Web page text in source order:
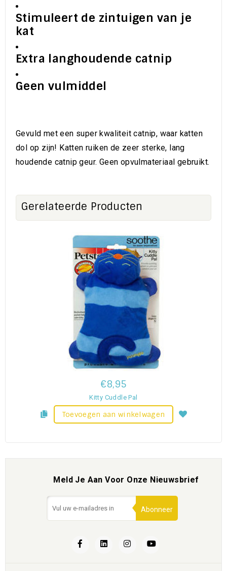
Stimuleert de zintuigen van je
kat
Extra langhoudende catnip
Geen vulmiddel
Gevuld met een super kwaliteit catnip, waar katten
dol op zijn! Katten ruiken de zeer sterke, lang
houdende catnip geur. Geen opvulmateriaal gebruikt.
Gerelateerde Producten
€8,95
Kitty Cuddle Pal
Toevoegen aan winkelwagen
Meld Je Aan Voor Onze Nieuwsbrief
Abonneer